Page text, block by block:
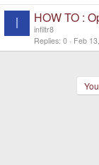
I HOW TO :
infiltr8
Replies 0 Feb